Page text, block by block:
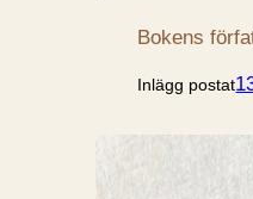
Bokens
Inlägg postat